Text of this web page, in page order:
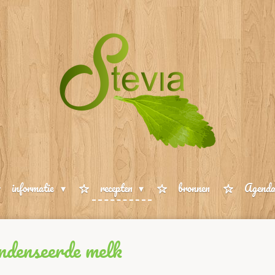
informatie recepten bronnen Agenda
nseerde melk